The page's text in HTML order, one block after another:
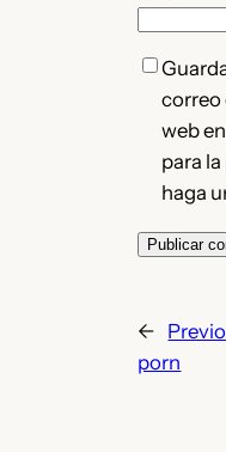
correo
web
para
haga
←
porn